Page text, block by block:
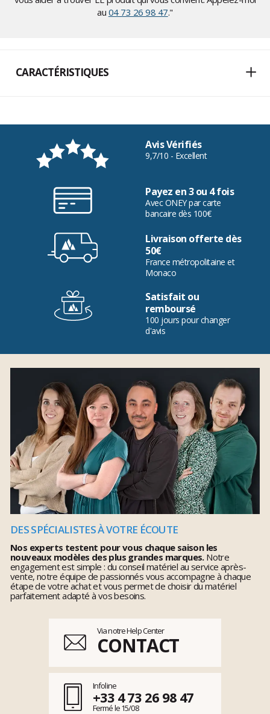
au 04 73 26 98 47."
CARACTÉRISTIQUES
Avis Vérifiés
9,7/10 - Excellent
Payez en 3 ou 4 fois
Avec ONEY par carte
bancaire dès 100€
Livraison offerte dès
50€
France métropolitaine et
Monaco
Satisfait ou
remboursé
100 jours pour changer
d'avis
DES SPÉCIALISTES À VOTRE ÉCOUTE
Nos experts testent pour vous chaque saison les
nouveaux modèles des plus grandes marques.Notre
engagement est simple : du conseil matériel au service après-
vente, notre équipe de passionnés vous accompagne à chaque
étape de votre achat et vous permet de choisir du matériel
parfaitement adapté à vos besoins.
Via notre Help Center
CONTACT
Infoline
+33 4 73 26 98 47
Fermé le 15/08